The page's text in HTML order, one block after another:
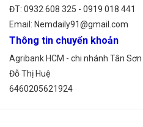
ĐT: 0932 608 325 - 0919 018 441
Email: Nemdaily91@gmail.com
Thông tin chuyển khoản
Agribank HCM - chi nhánh Tân Sơn
Đỗ Thị Huệ
6460205621924